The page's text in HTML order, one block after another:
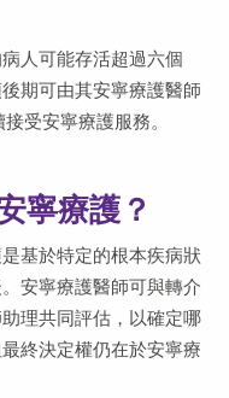
人可能存活超過六個
期可由其安寧療護醫師
受安寧療護服務。
寧療護？
基於特定的根本疾病狀
安寧療護醫師可與轉介
理共同評估，以確定哪
終決定權仍在於安寧療